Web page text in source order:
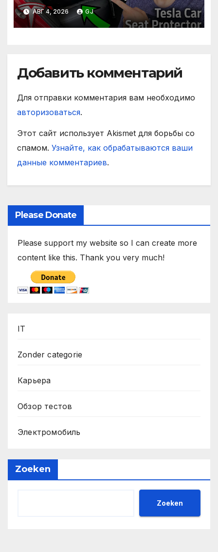
АВГ 4, 2026 GJ
Добавить комментарий
Для отправки комментария вам необходимо
авторизоваться.
Этот сайт использует Akismet для борьбы со
спамом. Узнайте, как обрабатываются ваши
данные комментариев.
Please Donate
Please support my website so I can create more
content like this. Thank you very much!
IT
Zonder categorie
Карьера
Обзор тестов
Электромобиль
Zoeken
Zoeken